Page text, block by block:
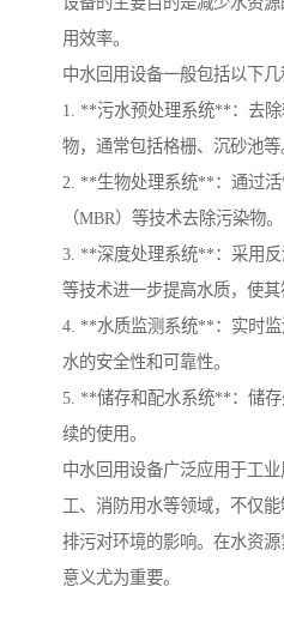
用效率。
中水回用设备一般包括以下几
1. **污水预处理系统**：去
物，通常包括格栅、沉砂池等
2. **生物处理系统**：通过
（MBR）等技术去除污染物。
3. **深度处理系统**：采用
等技术进一步提高水质，使其
4. **水质监测系统**：实时
水的安全性和可靠性。
5. **储存和配水系统**：储
续的使用。
中水回用设备广泛应用于工
工、消防用水等领域，不仅
排污对环境的影响。在水资
意义尤为重要。